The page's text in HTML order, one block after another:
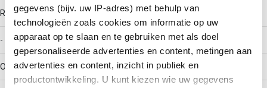
gegevens (bijv. uw IP-adres) met behulp van
technologieën zoals cookies om informatie op uw
apparaat op te slaan en te gebruiken met als doel
gepersonaliseerde advertenties en content, metingen aan
advertenties en content, inzicht in publiek en
productontwikkeling. U kunt kiezen wie uw gegevens
RAL-nummer
-
Oppervlaktebescherming